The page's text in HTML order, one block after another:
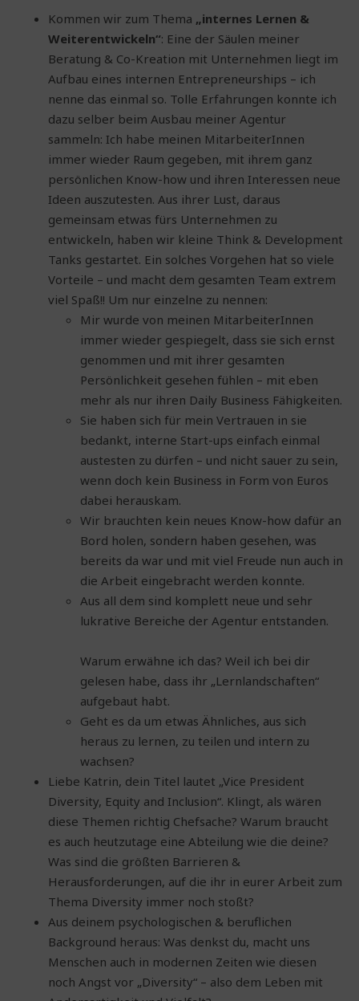
Kommen wir zum Thema „internes Lernen &
Weiterentwickeln“: Eine der Säulen meiner
Beratung & Co-Kreation mit Unternehmen liegt im
Aufbau eines internen Entrepreneurships – ich
nenne das einmal so. Tolle Erfahrungen konnte ich
dazu selber beim Ausbau meiner Agentur
sammeln: Ich habe meinen MitarbeiterInnen
immer wieder Raum gegeben, mit ihrem ganz
persönlichen Know-how und ihren Interessen neue
Ideen auszutesten. Aus ihrer Lust, daraus
gemeinsam etwas fürs Unternehmen zu
entwickeln, haben wir kleine Think & Development
Tanks gestartet. Ein solches Vorgehen hat so viele
Vorteile – und macht dem gesamten Team extrem
viel Spaß!! Um nur einzelne zu nennen:
Mir wurde von meinen MitarbeiterInnen
immer wieder gespiegelt, dass sie sich ernst
genommen und mit ihrer gesamten
Persönlichkeit gesehen fühlen – mit eben
mehr als nur ihren Daily Business Fähigkeiten.
Sie haben sich für mein Vertrauen in sie
bedankt, interne Start-ups einfach einmal
austesten zu dürfen – und nicht sauer zu sein,
wenn doch kein Business in Form von Euros
dabei herauskam.
Wir brauchten kein neues Know-how dafür an
Bord holen, sondern haben gesehen, was
bereits da war und mit viel Freude nun auch in
die Arbeit eingebracht werden konnte.
Aus all dem sind komplett neue und sehr
lukrative Bereiche der Agentur entstanden.
Warum erwähne ich das? Weil ich bei dir
gelesen habe, dass ihr „Lernlandschaften“
aufgebaut habt.
Geht es da um etwas Ähnliches, aus sich
heraus zu lernen, zu teilen und intern zu
wachsen?
Liebe Katrin, dein Titel lautet „Vice President
Diversity, Equity and Inclusion“. Klingt, als wären
diese Themen richtig Chefsache? Warum braucht
es auch heutzutage eine Abteilung wie die deine?
Was sind die größten Barrieren &
Herausforderungen, auf die ihr in eurer Arbeit zum
Thema Diversity immer noch stoßt?
Aus deinem psychologischen & beruflichen
Background heraus: Was denkst du, macht uns
Menschen auch in modernen Zeiten wie diesen
noch Angst vor „Diversity“ – also dem Leben mit